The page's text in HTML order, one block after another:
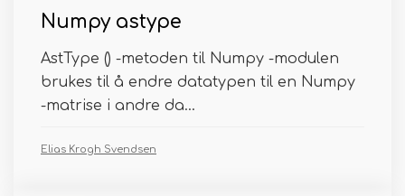
Numpy astype
AstType () -metoden til Numpy -modulen
brukes til å endre datatypen til en Numpy
-matrise i andre da...
Elias Krogh Svendsen